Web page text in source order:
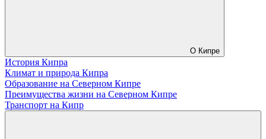
О Кипре
История Кипра
Климат и природа Кипра
Образование на Северном Кипре
Преимущества жизни на Северном Кипре
Транспорт на Кипр